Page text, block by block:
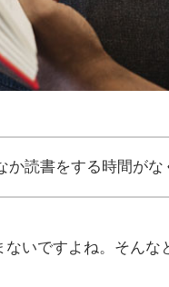
か読書をする時間が
いですよね。そんな